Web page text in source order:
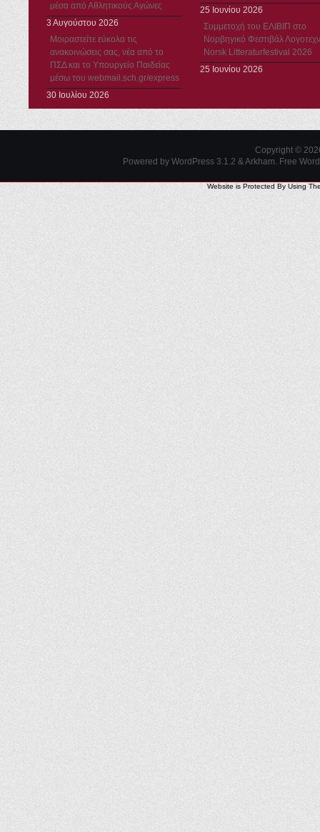
μέσα από Αθλητικούς Αγώνες
3 Αυγούστου 2026
Μοιραστείτε εύκολα τις
ανακοινώσεις σας, νέα από το
ΠΣΔ και το Υπουργείο Παιδείας
μέσω του webmail.sch.gr/express
30 Ιουλίου 2026
25 Ιουνίου 2026
Συμμετοχή του ΕΛΙΒΙΠ στο
Νορβηγικό Φεστιβάλ
Norsk Litteraturfestival 2026
25 Ιουνίου 2026
Copyright ©
Powered by WordPress 3.1.2 & Arkham. Free
Website is Protected By Using